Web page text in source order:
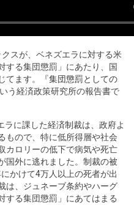
スが、ベネズエラに対する米
する集団懲罰」にあたり、国
てます。
『集団懲罰としての
う経済政策研究所の報告書で
に課した経済制裁は、政府よ
もので、特に低所得層や社会
カロリーの低下で病気や死亡
国外に逃れました。制裁の被
かけて4万人以上の死者が出
は、ジュネーブ条約やハーグ
する集団懲罰」にあてはまる